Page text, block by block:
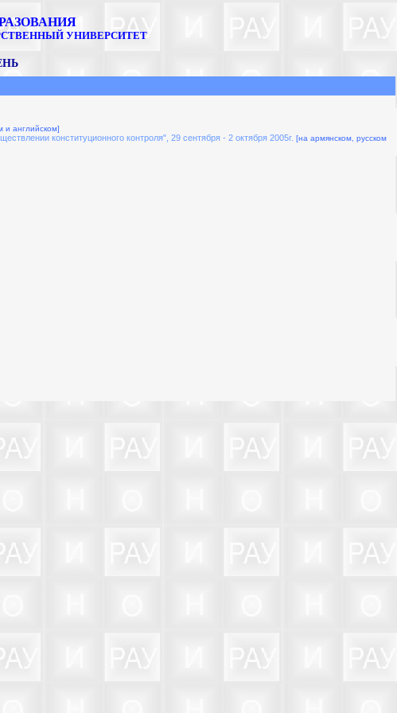
УНИВЕРСИТЕТ
и английском]
конституционного контроля", 29 сентября - 2 октября 2005г. [на армянском, русском